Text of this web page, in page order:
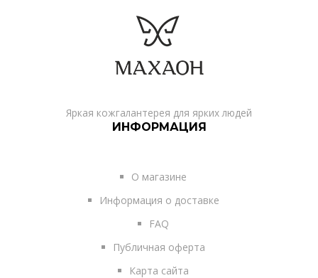
Яркая кожгалантерея для ярких людей
ИНФОРМАЦИЯ
О магазине
Информация о доставке
FAQ
Публичная оферта
Карта сайта